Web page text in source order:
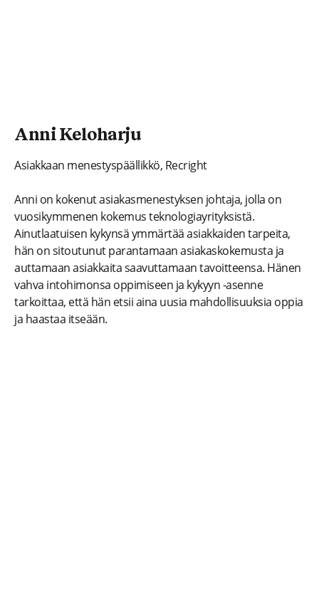
Anni Keloharju
Asiakkaan menestyspäällikkö, Recright
Anni on kokenut asiakasmenestyksen johtaja, jolla on
vuosikymmenen kokemus teknologiayrityksistä.
Ainutlaatuisen kykynsä ymmärtää asiakkaiden tarpeita,
hän on sitoutunut parantamaan asiakaskokemusta ja
auttamaan asiakkaita saavuttamaan tavoitteensa. Hänen
vahva intohimonsa oppimiseen ja kykyyn -asenne
tarkoittaa, että hän etsii aina uusia mahdollisuuksia oppia
ja haastaa itseään.